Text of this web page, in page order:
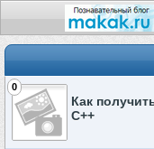
0
Как
C++